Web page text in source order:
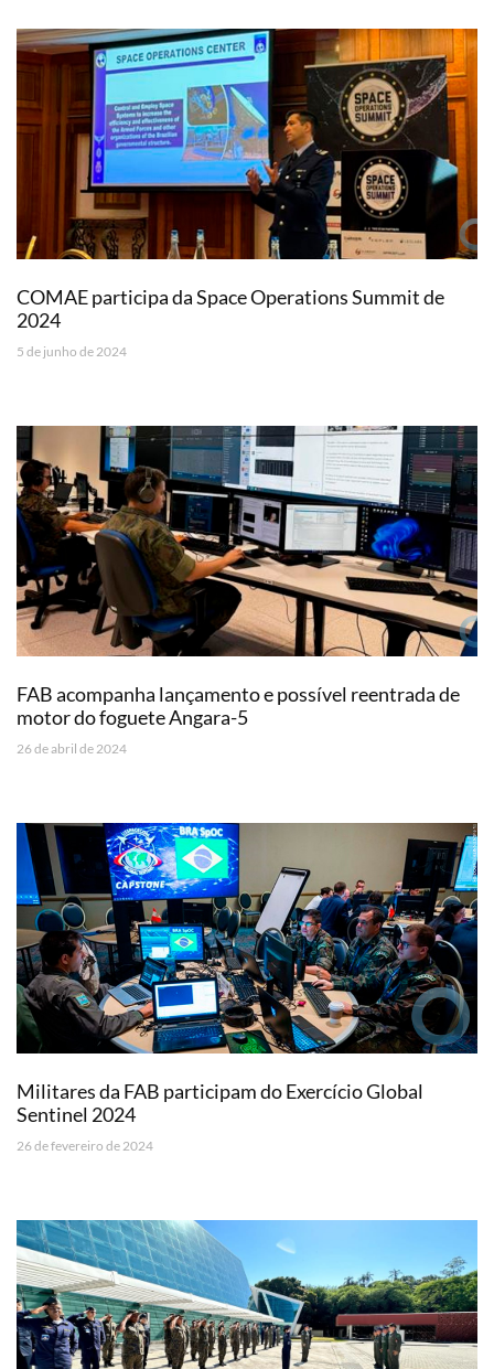
COMAE participa da Space Operations Summit de
2024
5 de junho de 2024
FAB acompanha lançamento e possível reentrada de
motor do foguete Angara-5
26 de abril de 2024
Militares da FAB participam do Exercício Global
Sentinel 2024
26 de fevereiro de 2024